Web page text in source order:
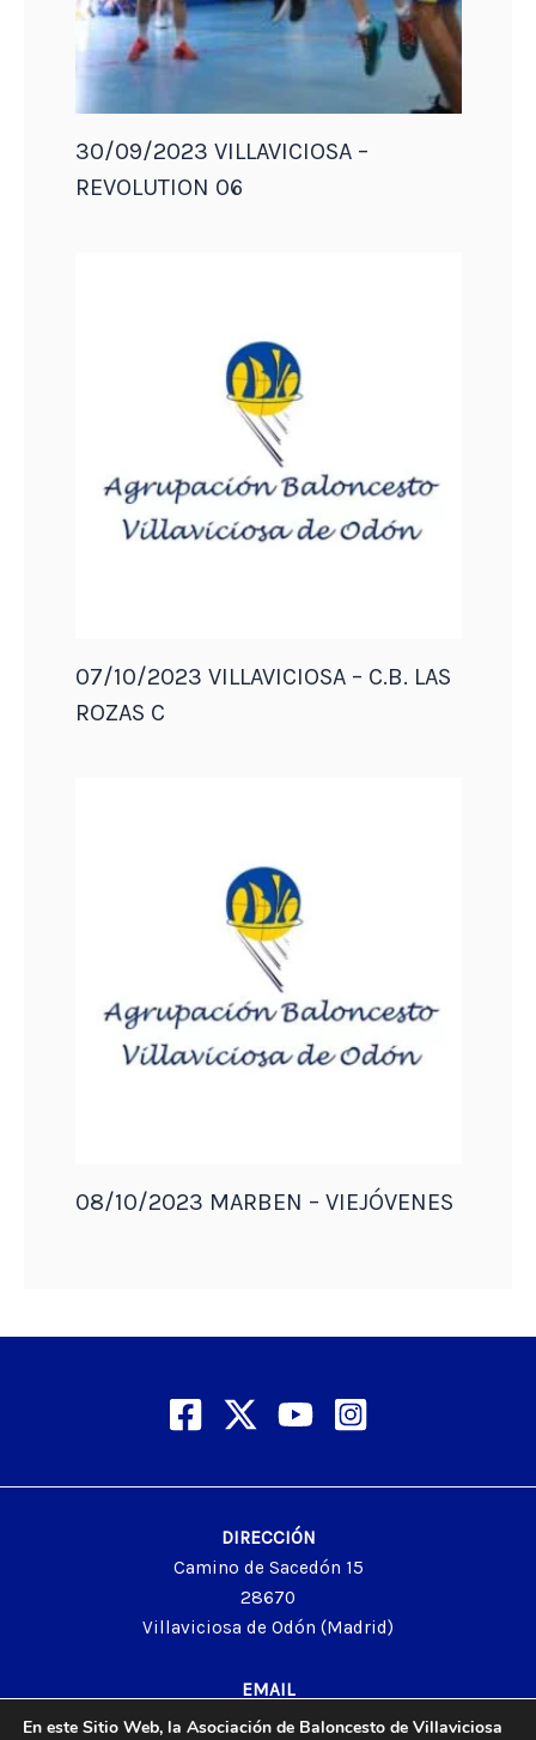
30/09/2023 VILLAVICIOSA –
REVOLUTION 06
07/10/2023 VILLAVICIOSA – C.B. LAS
ROZAS C
08/10/2023 MARBEN – VIEJÓVENES
DIRECCIÓN
Camino de Sacedón 15
28670
Villaviciosa de Odón (Madrid)
EMAIL
abvo@baloncestoabvo.com
En este Sitio Web, la Asociación de Baloncesto de Villaviciosa